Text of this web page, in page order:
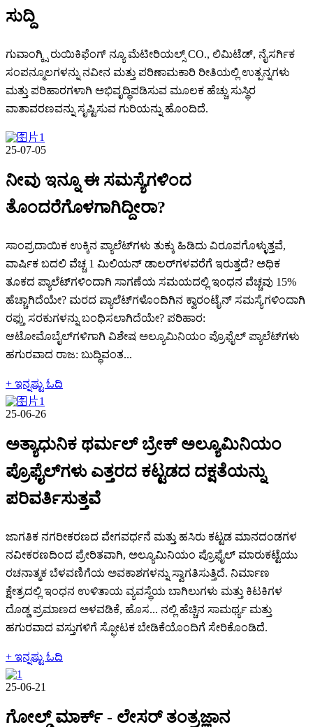
ಸುದ್ದಿ
ಗುವಾಂಗ್ಕ್ಸಿ ರುಯಿಕಿಫೆಂಗ್ ನ್ಯೂ ಮೆಟೀರಿಯಲ್ಸ್ CO., ಲಿಮಿಟೆಡ್, ನೈಸರ್ಗಿಕ
ಸಂಪನ್ಮೂಲಗಳನ್ನು ನವೀನ ಮತ್ತು ಪರಿಣಾಮಕಾರಿ ರೀತಿಯಲ್ಲಿ ಉತ್ಪನ್ನಗಳು
ಮತ್ತು ಪರಿಹಾರಗಳಾಗಿ ಅಭಿವೃದ್ಧಿಪಡಿಸುವ ಮೂಲಕ ಹೆಚ್ಚು ಸುಸ್ಥಿರ
ವಾತಾವರಣವನ್ನು ಸೃಷ್ಟಿಸುವ ಗುರಿಯನ್ನು ಹೊಂದಿದೆ.
25-07-05
ನೀವು ಇನ್ನೂ ಈ ಸಮಸ್ಯೆಗಳಿಂದ
ತೊಂದರೆಗೊಳಗಾಗಿದ್ದೀರಾ?
ಸಾಂಪ್ರದಾಯಿಕ ಉಕ್ಕಿನ ಪ್ಯಾಲೆಟ್‌ಗಳು ತುಕ್ಕು ಹಿಡಿದು ವಿರೂಪಗೊಳ್ಳುತ್ತವೆ,
ವಾರ್ಷಿಕ ಬದಲಿ ವೆಚ್ಚ 1 ಮಿಲಿಯನ್ ಡಾಲರ್‌ಗಳವರೆಗೆ ಇರುತ್ತದೆ? ಅಧಿಕ
ತೂಕದ ಪ್ಯಾಲೆಟ್‌ಗಳಿಂದಾಗಿ ಸಾಗಣೆಯ ಸಮಯದಲ್ಲಿ ಇಂಧನ ವೆಚ್ಚವು 15%
ಹೆಚ್ಚಾಗಿದೆಯೇ? ಮರದ ಪ್ಯಾಲೆಟ್‌ಗಳೊಂದಿಗಿನ ಕ್ವಾರಂಟೈನ್ ಸಮಸ್ಯೆಗಳಿಂದಾಗಿ
ರಫ್ತು ಸರಕುಗಳನ್ನು ಬಂಧಿಸಲಾಗಿದೆಯೇ? ಪರಿಹಾರ:
ಆಟೋಮೊಬೈಲ್‌ಗಳಿಗಾಗಿ ವಿಶೇಷ ಅಲ್ಯೂಮಿನಿಯಂ ಪ್ರೊಫೈಲ್ ಪ್ಯಾಲೆಟ್‌ಗಳು
ಹಗುರವಾದ ರಾಜ: ಬುದ್ಧಿವಂತ...
+ ಇನ್ನಷ್ಟು ಓದಿ
25-06-26
ಅತ್ಯಾಧುನಿಕ ಥರ್ಮಲ್ ಬ್ರೇಕ್ ಅಲ್ಯೂಮಿನಿಯಂ
ಪ್ರೊಫೈಲ್‌ಗಳು ಎತ್ತರದ ಕಟ್ಟಡದ ದಕ್ಷತೆಯನ್ನು
ಪರಿವರ್ತಿಸುತ್ತವೆ
ಜಾಗತಿಕ ನಗರೀಕರಣದ ವೇಗವರ್ಧನೆ ಮತ್ತು ಹಸಿರು ಕಟ್ಟಡ ಮಾನದಂಡಗಳ
ನವೀಕರಣದಿಂದ ಪ್ರೇರಿತವಾಗಿ, ಅಲ್ಯೂಮಿನಿಯಂ ಪ್ರೊಫೈಲ್ ಮಾರುಕಟ್ಟೆಯು
ರಚನಾತ್ಮಕ ಬೆಳವಣಿಗೆಯ ಅವಕಾಶಗಳನ್ನು ಸ್ವಾಗತಿಸುತ್ತಿದೆ. ನಿರ್ಮಾಣ
ಕ್ಷೇತ್ರದಲ್ಲಿ ಇಂಧನ ಉಳಿತಾಯ ವ್ಯವಸ್ಥೆಯ ಬಾಗಿಲುಗಳು ಮತ್ತು ಕಿಟಕಿಗಳ
ದೊಡ್ಡ ಪ್ರಮಾಣದ ಅಳವಡಿಕೆ, ಹೊಸ... ನಲ್ಲಿ ಹೆಚ್ಚಿನ ಸಾಮರ್ಥ್ಯ ಮತ್ತು
ಹಗುರವಾದ ವಸ್ತುಗಳಿಗೆ ಸ್ಫೋಟಕ ಬೇಡಿಕೆಯೊಂದಿಗೆ ಸೇರಿಕೊಂಡಿದೆ.
+ ಇನ್ನಷ್ಟು ಓದಿ
25-06-21
ಗೋಲ್ಡ್ ಮಾರ್ಕ್ - ಲೇಸರ್ ತಂತ್ರಜ್ಞಾನ